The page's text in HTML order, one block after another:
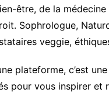
être, de la
Sophrologue,
veggie,
plateforme, c’est
pour vous inspirer et